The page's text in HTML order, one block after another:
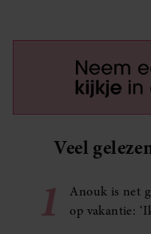
Veel
1
Anouk is net
op vakantie: